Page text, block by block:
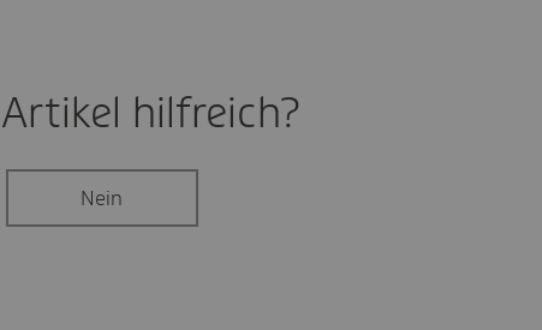
hilf­reich?
Nein